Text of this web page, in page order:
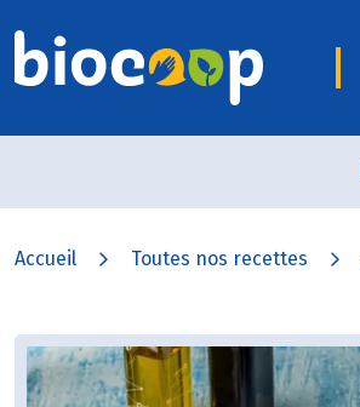
Accueil Toutes nos recettes